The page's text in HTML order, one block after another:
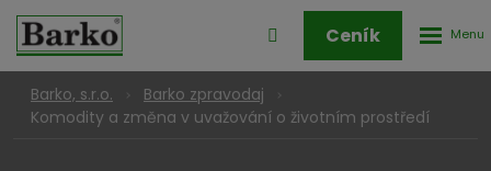
Přihlášení
zóny
Ceník
Barko, s.r.o.
Barko zpravodaj
Komodity a změna v uvažování o životním prostředí